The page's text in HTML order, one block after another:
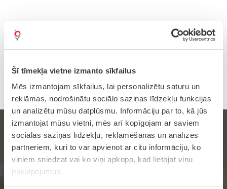
Šī tīmekļa vietne izmanto sīkfailus
Mēs izmantojam sīkfailus, lai personalizētu saturu un
reklāmas, nodrošinātu sociālo saziņas līdzekļu funkcijas
un analizētu mūsu datplūsmu. Informāciju par to, kā jūs
izmantojat mūsu vietni, mēs arī kopīgojam ar saviem
sociālās saziņas līdzekļu, reklamēšanas un analīzes
partneriem, kuri to var apvienot ar citu informāciju, ko
viņiem sniedzat vai ko viņi apkopo, kad lietojat viņu
pakalpojumus.
Olaines novada vasaras
galda tenisa čempionāts
trijos posmos jau pavisam